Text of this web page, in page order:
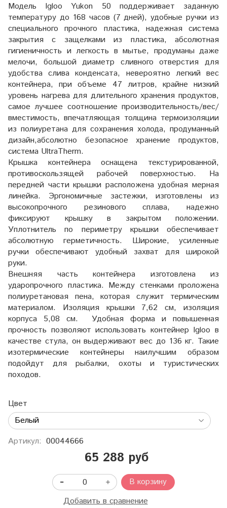
Модель Igloo Yukon 50 поддерживает заданную
температуру до 168 часов (7 дней), удобные ручки из
специального прочного пластика, надежная система
закрытия с защелками из пластика, абсолютная
гигиеничность и легкость в мытье, продуманы даже
мелочи, большой диаметр сливного отверстия для
удобства слива конденсата, невероятно легкий вес
контейнера, при объеме 47 литров, крайне низкий
уровень нагрева для длительного хранения продуктов,
самое лучшее соотношение производительность/вес/
вместимость, впечатляющая толщина термоизоляции
из полиуретана для сохранения холода, продуманный
дизайн,абсолютно безопасное хранение продуктов,
система UltraTherm.
Крышка контейнера оснащена текстурированной,
противоскользящей рабочей поверхностью. На
передней части крышки расположена удобная мерная
линейка. Эргономичные застежки, изготовлены из
высокопрочного резинового сплава, надежно
фиксируют крышку в закрытом положении.
Уплотнитель по периметру крышки обеспечивает
абсолютную герметичность. Широкие, усиленные
ручки обеспечивают удобный захват для широкой
руки.
Внешняя часть контейнера изготовлена из
ударопрочного пластика. Между стенками проложена
полиуретановая пена, которая служит термическим
материалом. Изоляция крышки 7,62 cм, изоляция
корпуса 5,08 см. Удобная форма и повышенная
прочность позволяют использовать контейнер Igloo в
качестве стула, он выдерживают вес до 136 кг. Такие
изотермические контейнеры наилучшим образом
подойдут для рыбалки, охоты и туристических
походов.
Цвет
Артикул: 00044666
65 288 руб
В корзину
Добавить в сравнение